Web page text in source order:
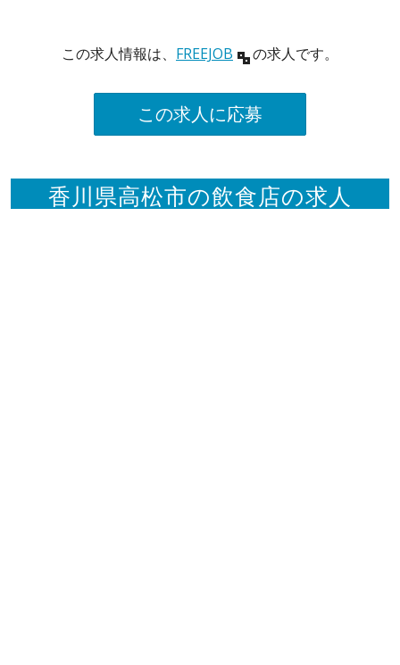
この求人情報は、 FREEJOB の求人です。
この求人に応募
香川県高松市の飲食店の求人